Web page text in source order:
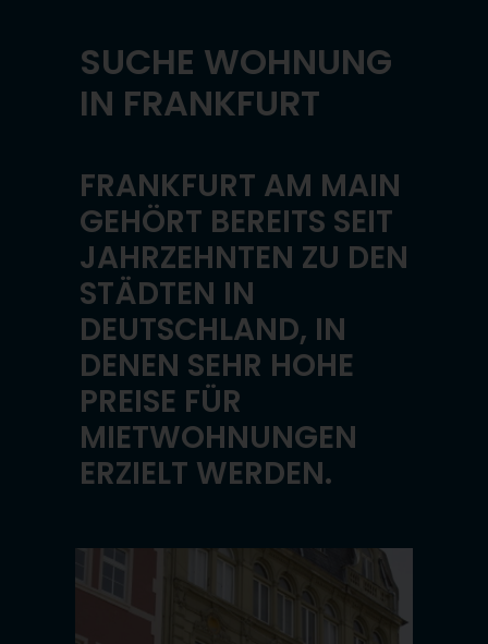
SUCHE WOHNUNG
IN FRANKFURT
FRANKFURT AM MAIN
GEHÖRT BEREITS SEIT
JAHRZEHNTEN ZU DEN
STÄDTEN IN
DEUTSCHLAND, IN
DENEN SEHR HOHE
PREISE FÜR
MIETWOHNUNGEN
ERZIELT WERDEN.